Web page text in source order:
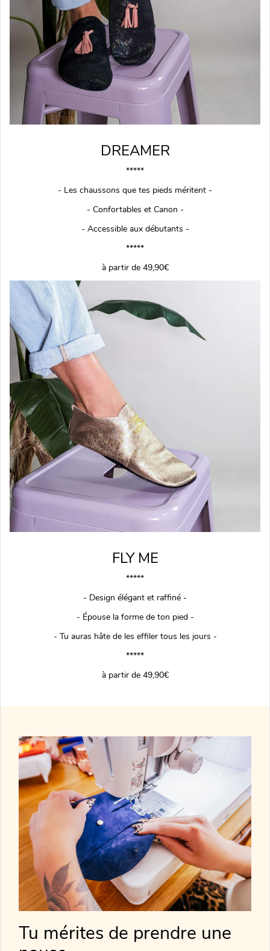
DREAMER
*****
- Les chaussons que tes pieds méritent -
- Confortables et Canon -
- Accessible aux débutants -
*****
à partir de 49,90€
FLY ME
*****
- Design élégant et raffiné -
- Épouse la forme de ton pied -
- Tu auras hâte de les effiler tous les jours -
*****
à partir de 49,90€
Tu mérites de prendre une